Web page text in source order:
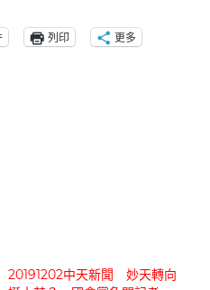
列印 更多
20191202中天新聞 妙天轉向